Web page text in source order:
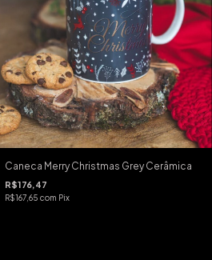
Caneca Merry Christmas Grey Cerâmica
R$176,47
R$167,65com Pix